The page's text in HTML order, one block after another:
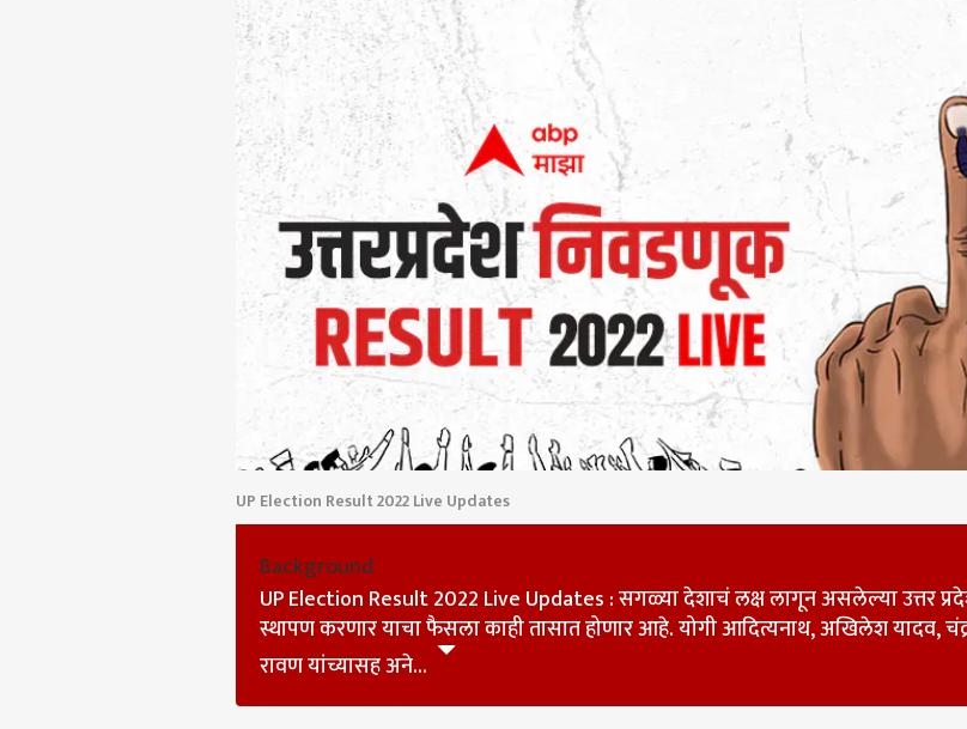
UP Election Result 2022 Live Updates
Background
UP Election Result 2022 Live Updates : सगळ्या देशाचं लक्ष लागून असलेल्या उत्तर
स्थापण करणार याचा फैसला काही तासात होणार आहे. योगी आदित्यनाथ, अखिलेश यादव,
रावण यांच्यासह अने...
हॅलो गेस्ट
पर्सनल कॉर्नर